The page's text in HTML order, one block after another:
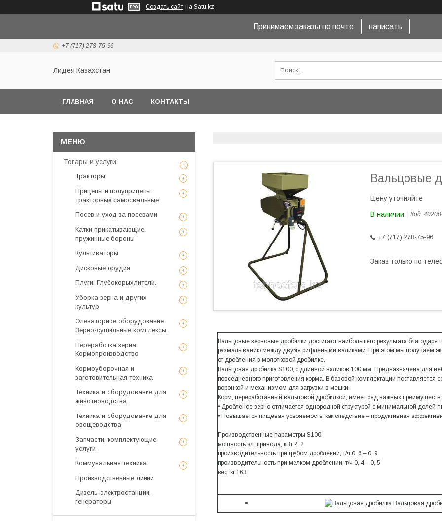
Создать сайт на Satu.kz
Принимаем заказы по почте написать
+7 (717) 278-75-96
Лидея Казахстан
ГЛАВНАЯ О НАС КОНТАКТЫ
Вальцовые
Цену уточняйте
В наличии Код:
+7 (717) 278-75-96
Заказ только по
Вальцовые зерновые дробилки достигают наибольшего результата
размалыванию между двумя рифлеными валиками. При этом мы получаем
от дробления в молотковой дробилке.
Вальцовая дробилка S100, с длинной валиков 100 мм. Предназначена для
повседневного приготовления корма. В базовой комплектации поставляется
воронкой и механизмом для загрузки в мешки.
Корм, переработанный вальцовой дробилкой, имеет ряд важных преимуществ:
• Дробленое зерно отличается однородной структурой с минимальной долей
• Повышается пищевая усвояемость, как следствие – продуктивная
Производственные параметры S100
мощность эл. привода, кВт 2, 2
производительность при грубом дроблении, т/ч 0, 6 – 0, 9
производительность при мелком дроблении, т/ч 0, 4 – 0, 5
вес, кг 163
Товары и услуги
Тракторы
Прицепы и полуприцепы
тракторные самосвальные
Посев и уход за посевами
Катки прикатывающие,
пружинные бороны
Культиваторы
Дисковые орудия
Плуги. Глубокорыхлители.
Уборка зерна и других
культур
Элеваторное оборудование.
Зерно-сушильные комплексы.
Переработка зерна.
Кормопроизводство
Кормоуборочная и
заготовительная техника
Техника и оборудование для
животноводства
Техника и оборудование для
овощеводства
Запчасти, комплектующие,
услуги
Коммунальная техника
Производственные линии
Дизель-электростанции,
генераторы